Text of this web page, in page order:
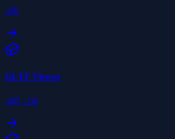
.glb
GLTF Viewer
.gltf, .zip